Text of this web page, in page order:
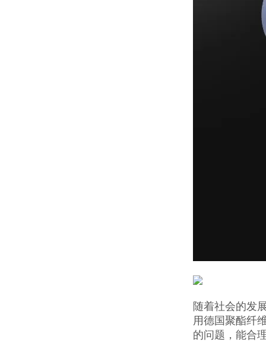
随着社会的发
用德国聚酯纤
的问题，能合